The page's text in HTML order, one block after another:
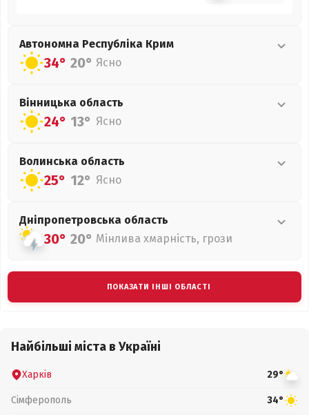
Автономна Республіка Крим
34° 20° Ясно
Вінницька область
24° 13° Ясно
Волинська область
25° 12° Ясно
Дніпропетровська область
30° 20° Мінлива хмарність, грози
ПОКАЗАТИ ІНШІ ОБЛАСТІ
Найбільші міста в Україні
Харків 29°
Сімферополь 34°